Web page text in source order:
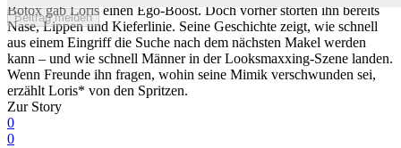
Beitrag melden
Botox gab Loris einen Ego-Boost. Doch vorher störten ihn bereits
Nase, Lippen und Kieferlinie. Seine Geschichte zeigt, wie schnell
aus einem Eingriff die Suche nach dem nächsten Makel werden
kann – und wie schnell Männer in der Looksmaxxing-Szene landen.
Wenn Freunde ihn fragen, wohin seine Mimik verschwunden sei,
erzählt Loris* von den Spritzen.
Zur Story
0
0